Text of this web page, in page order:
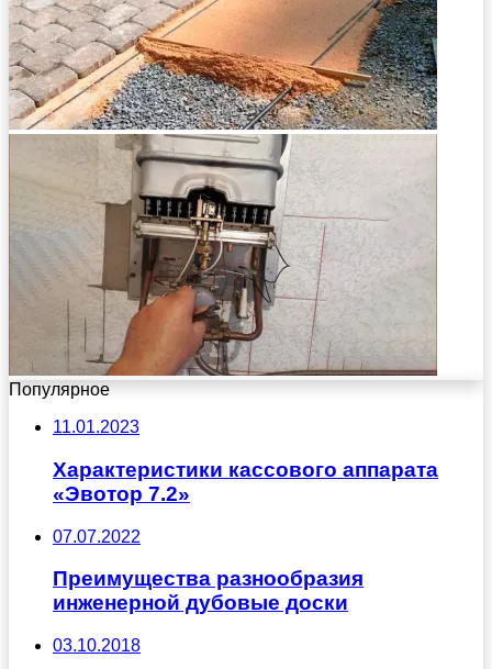
Популярное
11.01.2023
Характеристики кассового аппарата
«Эвотор 7.2»
07.07.2022
Преимущества разнообразия
инженерной дубовые доски
03.10.2018